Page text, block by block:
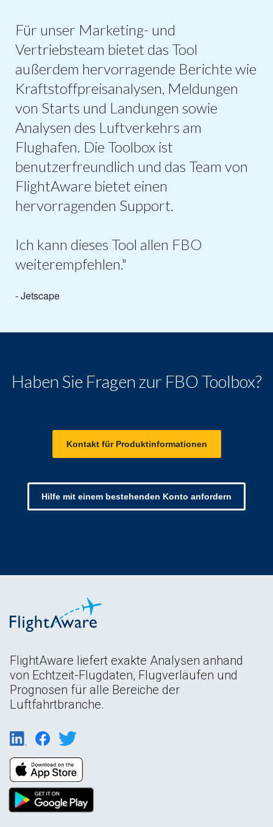
Für unser Marketing- und
Vertriebsteam bietet das Tool
außerdem hervorragende Berichte wie
Kraftstoffpreisanalysen, Meldungen
von Starts und Landungen sowie
Analysen des Luftverkehrs am
Flughafen. Die Toolbox ist
benutzerfreundlich und das Team von
FlightAware bietet einen
hervorragenden Support.
Ich kann dieses Tool allen FBO
weiterempfehlen."
- Jetscape
Haben Sie Fragen zur FBO Toolbox?
Kontakt für Produktinformationen
Hilfe mit einem bestehenden Konto anfordern
FlightAware liefert exakte Analysen anhand
von Echtzeit-Flugdaten, Flugverläufen und
Prognosen für alle Bereiche der
Luftfahrtbranche.